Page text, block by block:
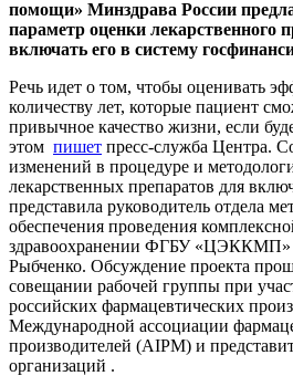
помощи» Минздрава России
параметр оценки лекарственного
включать его в систему
Речь идет о том, чтобы оценивать
количеству лет, которые пациент
привычное качество жизни, если
этом пишет пресс-служба Центра.
изменений в процедуре и
лекарственных препаратов для
представила руководитель отдела
обеспечения проведения
здравоохранении ФГБУ «ЦЭККМП»
Рыбченко. Обсуждение проекта
совещании рабочей группы при
российских фармацевтических
Международной ассоциации
производителей (AIPM) и
организаций .